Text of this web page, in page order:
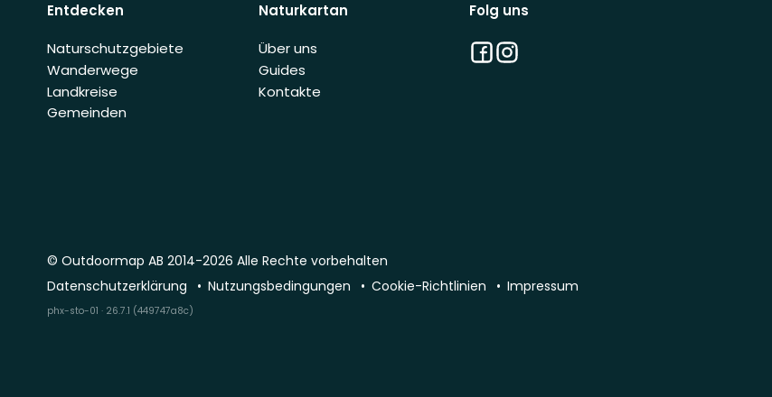
Entdecken
Naturschutzgebiete
Wanderwege
Landkreise
Gemeinden
Naturkartan
Über uns
Guides
Kontakte
Folg uns
Facebook
Instagram
© Outdoormap AB 2014-2026 Alle Rechte vorbehalten
Datenschutzerklärung
Nutzungsbedingungen Cookie-Richtlinien Impressum
phx-sto-01 · 26.7.1 (449747a8c)